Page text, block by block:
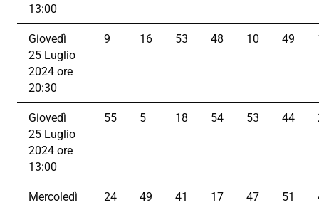
13:00
Giovedì
25 Luglio
2024 ore
20:30
9 16 53 48 10 49
Giovedì
25 Luglio
2024 ore
13:00
55 5 18 54 53 44
Mercoledì
24 49 41 17 47 51